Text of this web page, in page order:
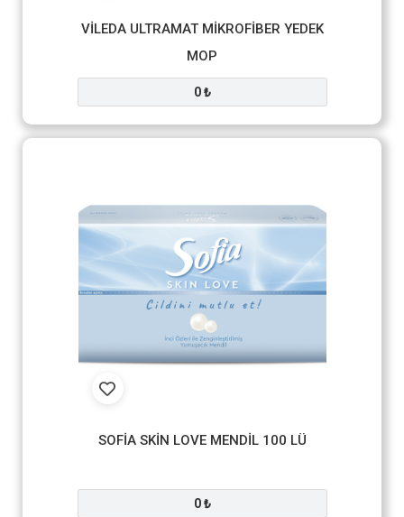
VİLEDA ULTRAMAT MİKROFİBER YEDEK
MOP
0 ₺
SOFİA SKİN LOVE MENDİL 100 LÜ
0 ₺